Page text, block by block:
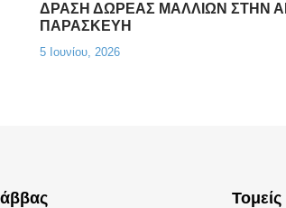
ΔΡΑΣΗ ΔΩΡΕΑΣ ΜΑΛΛΙΩΝ ΣΤΗΝ
ΠΑΡΑΣΚΕΥΗ
5 Ιουνίου, 2026
Τομείς